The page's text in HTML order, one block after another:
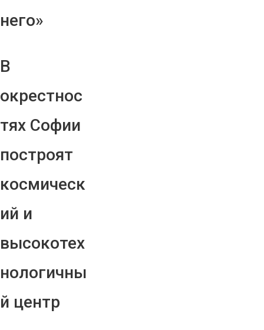
него»
В
окрестнос
тях Софии
построят
космическ
ий и
высокотех
нологичны
й центр